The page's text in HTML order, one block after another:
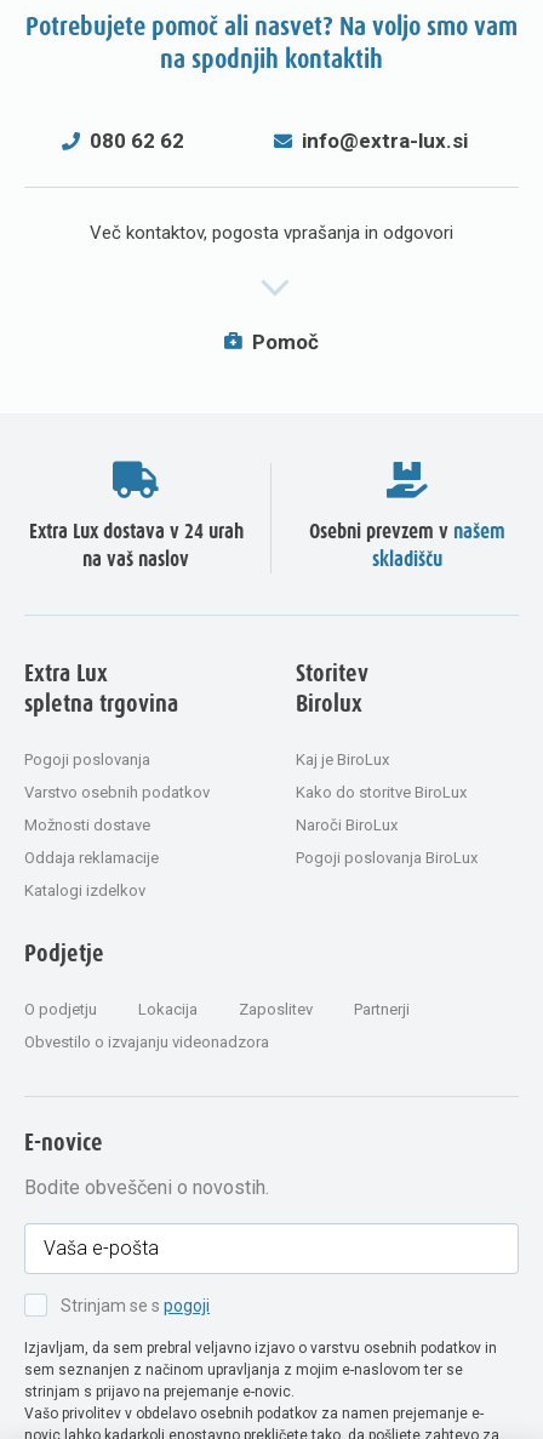
Potrebujete pomoč ali nasvet? Na voljo smo vam
na spodnjih kontaktih
080 62 62 info@extra-lux.si
Več kontaktov, pogosta vprašanja in odgovori
Pomoč
Extra Lux dostava v 24 urah
na vaš naslov
Osebni prevzem v našem
skladišču
Extra Lux
spletna trgovina
Pogoji poslovanja
Varstvo osebnih podatkov
Možnosti dostave
Oddaja reklamacije
Katalogi izdelkov
Storitev
Birolux
Kaj je BiroLux
Kako do storitve BiroLux
Naroči BiroLux
Pogoji poslovanja BiroLux
Podjetje
O podjetju Lokacija Zaposlitev
Partnerji
Obvestilo o izvajanju videonadzora
E-novice
Bodite obveščeni o novostih.
Strinjam se s pogoji
Izjavljam, da sem prebral veljavno izjavo o varstvu osebnih podatkov in
sem seznanjen z načinom upravljanja z mojim e-naslovom ter se
strinjam s prijavo na prejemanje e-novic.
Vašo privolitev v obdelavo osebnih podatkov za namen prejemanje e-
novic lahko kadarkoli enostavno prekličete tako, da pošljete zahtevo za